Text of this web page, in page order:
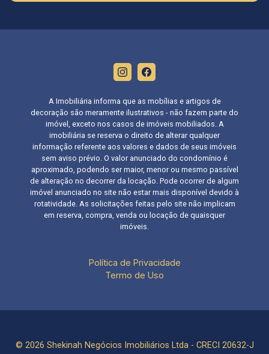
A Imobiliária informa que as mobílias e artigos de
decoração são meramente ilustrativos - não fazem parte do
imóvel, exceto nos casos de imóveis mobiliados. A
imobiliária se reserva o direito de alterar qualquer
informação referente aos valores e dados de seus imóveis
sem aviso prévio. O valor anunciado do condomínio é
aproximado, podendo ser maior, menor ou mesmo passível
de alteração no decorrer da locação. Pode ocorrer de algum
imóvel anunciado no site não estar mais disponível devido à
rotatividade. As solicitações feitas pelo site não implicam
em reserva, compra, venda ou locação de quaisquer
imóveis.
Política de Privacidade
Termo de Uso
© 2026 Shekinah Negócios Imobiliários Ltda - CRECI 20632-J